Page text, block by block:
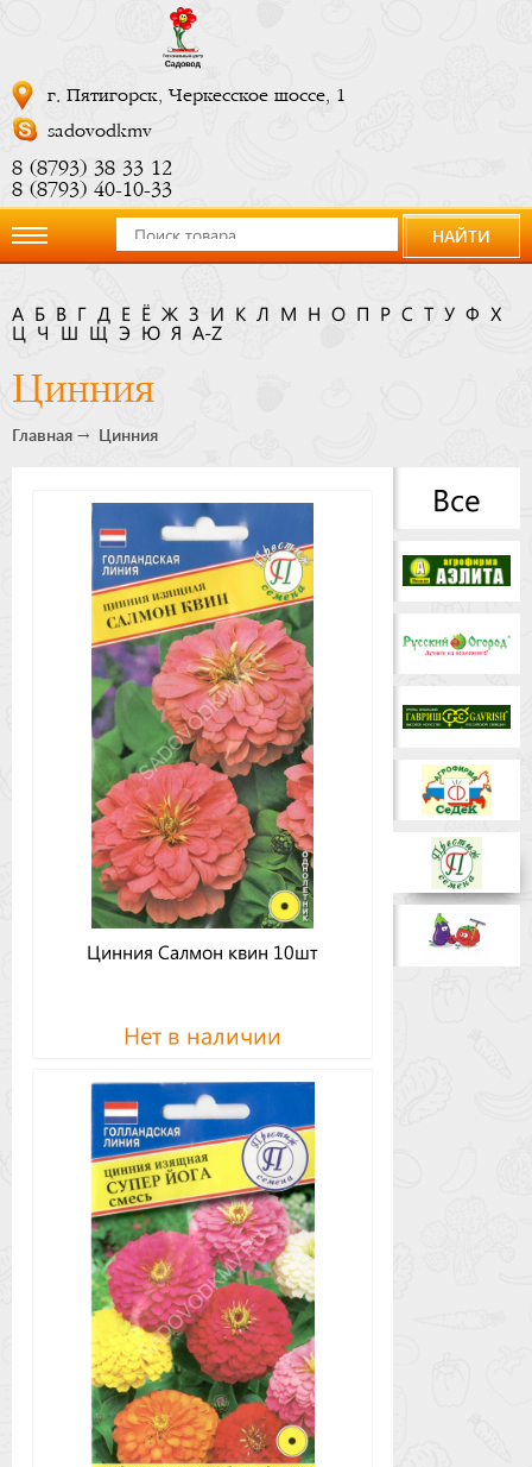
г. Пятигорск, Черкесское шоссе, 1
sadovodkmv
8 (8793) 38 33 12
8 (8793) 40-10-33
компании
Новости
сейчас
Бренды
Доставка
Оптовикам
НАЙТИ
А Б В Г Д Е Ё Ж З И К Л М Н О П Р С Т У Ф
Х
Ч Э Ю Я A-Z
Цинния
Главная Цинния
Цинния Салмон квин 10шт
Нет в наличии
Все